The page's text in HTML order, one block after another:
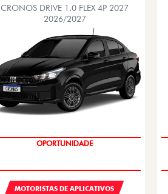
CRONOS DRIVE 1.0 FLEX 4P 2027
2026/2027
OPORTUNIDADE
MOTORISTAS DE APLICATIVOS